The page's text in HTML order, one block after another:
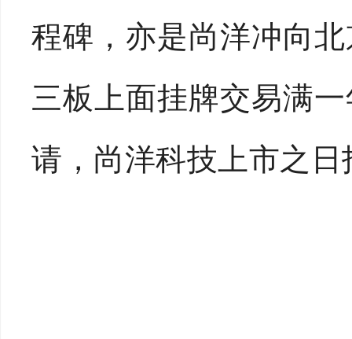
程碑，亦是尚洋冲向
三板上面挂牌交易满
请，尚洋科技上市之